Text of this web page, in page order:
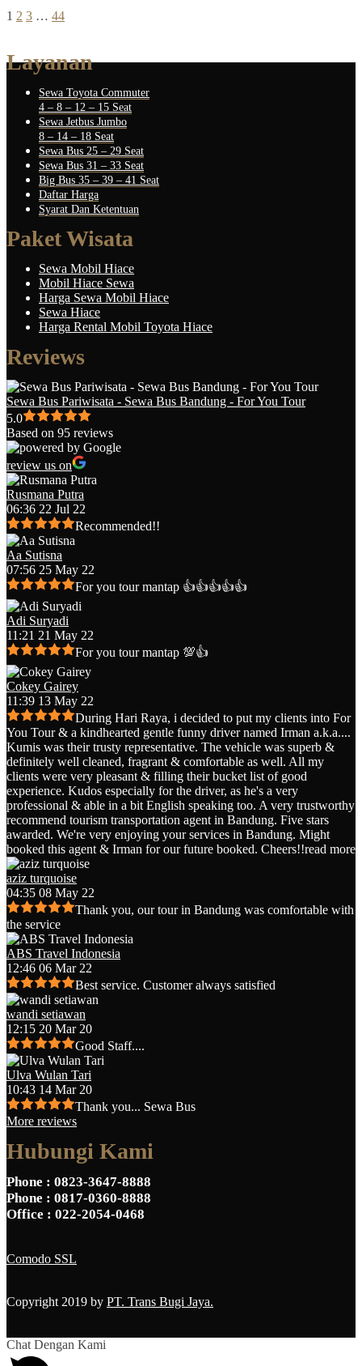
1 2 3 … 44
Layanan
Sewa Toyota Commuter
4 – 8 – 12 – 15 Seat
Sewa Jetbus Jumbo
8 – 14 – 18 Seat
Sewa Bus 25 – 29 Seat
Sewa Bus 31 – 33 Seat
Big Bus 35 – 39 – 41 Seat
Daftar Harga
Syarat Dan Ketentuan
Paket Wisata
Sewa Mobil Hiace
Mobil Hiace Sewa
Harga Sewa Mobil Hiace
Sewa Hiace
Harga Rental Mobil Toyota Hiace
Reviews
Sewa Bus Pariwisata - Sewa Bus Bandung - For You Tour
5.0
Based on 95 reviews
review us on
Rusmana Putra
06:36 22 Jul 22
Recommended!!
Aa Sutisna
07:56 25 May 22
For you tour mantap 👍👍👍👍👍
Adi Suryadi
11:21 21 May 22
For you tour mantap 💯👍
Cokey Gairey
11:39 13 May 22
During Hari Raya, i decided to put my clients into For
You Tour & a kindhearted gentle funny driver named Irman a.k.a....
Kumis was their trusty representative. The vehicle was superb &
definitely well cleaned, fragrant & comfortable as well. All my
clients were very pleasant & filling their bucket list of good
experience. Kudos especially for the driver, as he's a very
professional & able in a bit English speaking too. A very trustworthy
recommend tourism transportation agent in Bandung. Five stars
awarded. We're very enjoying your services in Bandung. Might
booked this agent & Irman for our future booked. Cheers!!read more
aziz turquoise
04:35 08 May 22
Thank you, our tour in Bandung was comfortable with
the service
ABS Travel Indonesia
12:46 06 Mar 22
Best service. Customer always satisfied
wandi setiawan
12:15 20 Mar 20
Good Staff....
Ulva Wulan Tari
10:43 14 Mar 20
Thank you... Sewa Bus
More reviews
Hubungi Kami
Phone : 0823-3647-8888
Phone : 0817-0360-8888
Office : 022-2054-0468
Comodo SSL
Copyright 2019 by PT. Trans Bugi Jaya.
Chat Dengan Kami